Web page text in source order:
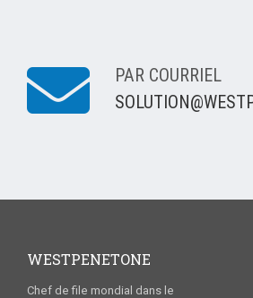
PAR COURRIEL
WESTPENETONE
Chef de file mondial dans le